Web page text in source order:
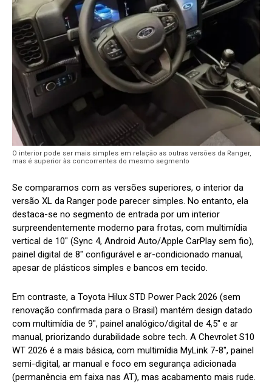
O interior pode ser mais simples em relação as outras versões da Ranger,
mas é superior às concorrentes do mesmo segmento
Se comparamos com as versões superiores, o interior da
versão XL da Ranger pode parecer simples. No entanto, ela
destaca-se no segmento de entrada por um interior
surpreendentemente moderno para frotas, com multimídia
vertical de 10″ (Sync 4, Android Auto/Apple CarPlay sem fio),
painel digital de 8″ configurável e ar-condicionado manual,
apesar de plásticos simples e bancos em tecido.
Em contraste, a Toyota Hilux STD Power Pack 2026 (sem
renovação confirmada para o Brasil) mantém design datado
com multimídia de 9″, painel analógico/digital de 4,5″ e ar
manual, priorizando durabilidade sobre tech. A Chevrolet S10
WT 2026 é a mais básica, com multimídia MyLink 7-8″, painel
semi-digital, ar manual e foco em segurança adicionada
(permanência em faixa nas AT), mas acabamento mais rude.